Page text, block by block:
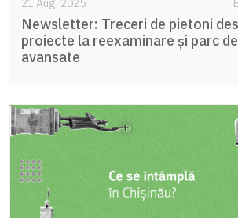
21 Aug. 2025
Newsletter: Treceri de pietoni
proiecte la reexaminare și parc
avansate